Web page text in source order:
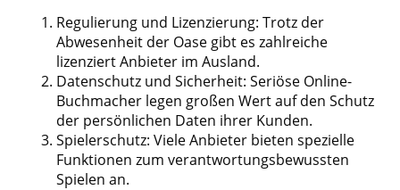
Regulierung und Lizenzierung: Trotz der
Abwesenheit der Oase gibt es zahlreiche
lizenziert Anbieter im Ausland.
Datenschutz und Sicherheit: Seriöse Online-
Buchmacher legen großen Wert auf den Schutz
der persönlichen Daten ihrer Kunden.
Spielerschutz: Viele Anbieter bieten spezielle
Funktionen zum verantwortungsbewussten
Spielen an.